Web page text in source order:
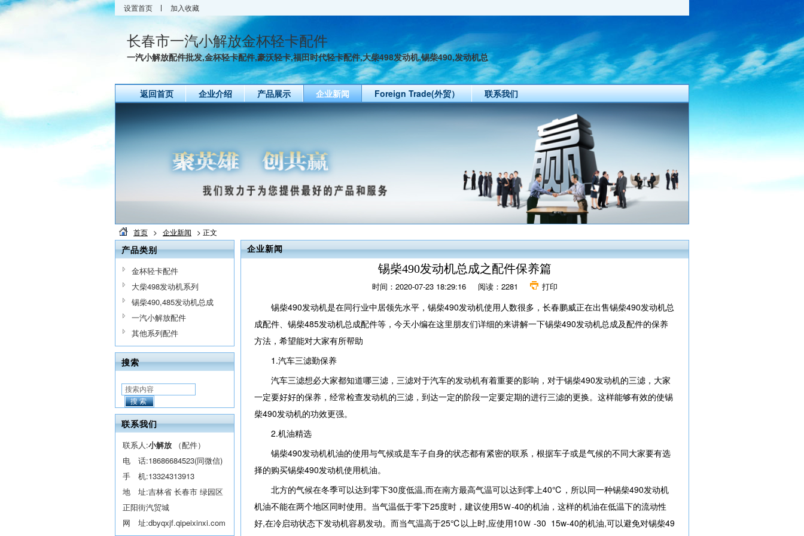
设置首页 加入收藏
长春市一汽小解放金杯轻卡配件
一汽小解放配件批发,金杯轻卡配件,豪沃轻卡,福田时代轻卡配件,大柴498发动机,锡柴490,发动机总
返回首页 企业介绍 产品展示 企业新闻 Foreign Trade(外贸） 联系我们
首页 > 企业新闻 > 正文
产品类别
金杯轻卡配件
大柴498发动机系列
锡柴490,485发动机总成
一汽小解放配件
其他系列配件
搜索
搜索
联系我们
联系人:小解放 （配件）
电 话:18686684523(同微信)
手 机:13324313913
地 址:吉林省 长春市 绿园区
正阳街汽贸城
网 址:dbyqxjf.qipeixinxi.com
企业新闻
锡柴490发动机总成之配件保养篇
时间：2020-07-23 18:29:16 阅读：2281 打印
锡柴490发动机是在同行业中居领先水平，锡柴490发动机使用人数很多，长春鹏威正在出售锡柴490发动机总
成配件、锡柴485发动机总成配件等，今天小编在这里朋友们详细的来讲解一下锡柴490发动机总成及配件的保养
方法，希望能对大家有所帮助
1.汽车三滤勤保养
汽车三滤想必大家都知道哪三滤，三滤对于汽车的发动机有着重要的影响，对于锡柴490发动机的三滤，大家
一定要好好的保养，经常检查发动机的三滤，到达一定的阶段一定要定期的进行三滤的更换。这样能够有效的使锡
柴490发动机的功效更强。
2.机油精选
锡柴490发动机机油的使用与气候或是车子自身的状态都有紧密的联系，根据车子或是气候的不同大家要有选
择的购买锡柴490发动机使用机油。
北方的气候在冬季可以达到零下30度低温,而在南方最高气温可以达到零上40℃，所以同一种锡柴490发动机
机油不能在两个地区同时使用。当气温低于零下25度时，建议使用5Ｗ-40的机油，这样的机油在低温下的流动性
好,在冷启动状态下发动机容易发动。而当气温高于25℃以上时,应使用10Ｗ -30 15w-40的机油,可以避免对锡柴49